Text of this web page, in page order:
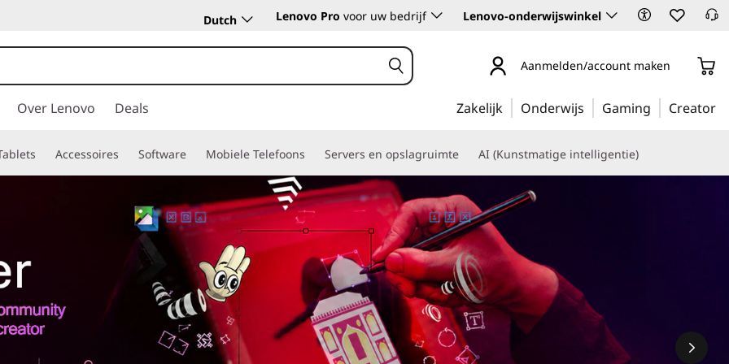
Dutch Lenovo Pro voor uw bedrijf Lenovo-onderwijswinkel
Aanmelden/account maken
Over Lenovo Deals Zakelijk Onderwijs Gaming Creator
Accessoires Software Mobiele Telefoons Servers en opslagruimte AI (Kunstmatige intelligentie)